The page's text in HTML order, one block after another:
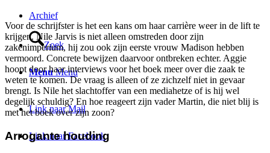
Archief
Zoek
Menu Menu
Link naar Mail
Link naar Facebook
Voor de schrijfster is het een kans om haar carrière weer in de lift te
krijgen. Nile Jarvis is niet alleen omstreden door zijn
zakenimperium, hij zou ook zijn eerste vrouw Madison hebben
vermoord. Concrete bewijzen daarvoor ontbreken echter. Aggie
hoopt door haar interviews voor het boek meer over die zaak te
weten te komen. De vraag is alleen of ze zichzelf niet in gevaar
brengt. Is Nile het slachtoffer van een mediahetze of is hij wel
degelijk schuldig? En hoe reageert zijn vader Martin, die niet blij is
met het boek over zijn zoon?
Arrogante houding